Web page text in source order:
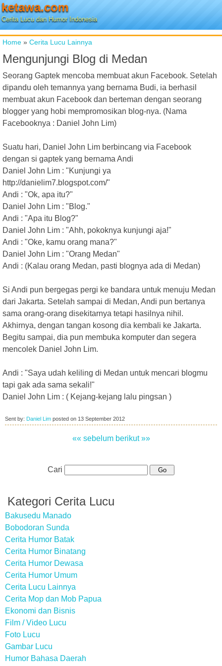
ketawa.com
Cerita Lucu dan Humor Indonesia
Home » Cerita Lucu Lainnya
Mengunjungi Blog di Medan
Seorang Gaptek mencoba membuat akun Facebook. Setelah
dipandu oleh temannya yang bernama Budi, ia berhasil
membuat akun Facebook dan berteman dengan seorang
blogger yang hobi mempromosikan blog-nya. (Nama
Facebooknya : Daniel John Lim)
Suatu hari, Daniel John Lim berbincang via Facebook
dengan si gaptek yang bernama Andi
Daniel John Lim : "Kunjungi ya
http://danielim7.blogspot.com/"
Andi : "Ok, apa itu?"
Daniel John Lim : "Blog."
Andi : "Apa itu Blog?"
Daniel John Lim : "Ahh, pokoknya kunjungi aja!"
Andi : "Oke, kamu orang mana?"
Daniel John Lim : "Orang Medan"
Andi : (Kalau orang Medan, pasti blognya ada di Medan)
Si Andi pun bergegas pergi ke bandara untuk menuju Medan
dari Jakarta. Setelah sampai di Medan, Andi pun bertanya
sama orang-orang disekitarnya tetapi hasilnya nihil.
Akhirnya, dengan tangan kosong dia kembali ke Jakarta.
Begitu sampai, dia pun membuka komputer dan segera
mencolek Daniel John Lim.
Andi : "Saya udah keliling di Medan untuk mencari blogmu
tapi gak ada sama sekali!"
Daniel John Lim : ( Kejang-kejang lalu pingsan )
Sent by: Daniel Lim posted on 13 September 2012
«« sebelum berikut »»
Cari
Kategori Cerita Lucu
Bakusedu Manado
Bobodoran Sunda
Cerita Humor Batak
Cerita Humor Binatang
Cerita Humor Dewasa
Cerita Humor Umum
Cerita Lucu Lainnya
Cerita Mop dan Mob Papua
Ekonomi dan Bisnis
Film / Video Lucu
Foto Lucu
Gambar Lucu
Humor Bahasa Daerah